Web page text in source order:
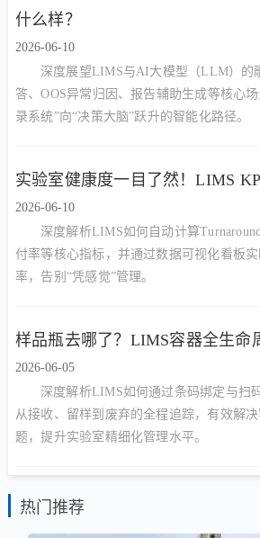
什么样？
2026-06-10
深度展望LIMS与AI大模型（LLM）的
答、OOS异常归因、报告辅助生成等核心
录系统”向“决策大脑”跃升的智能化路径。
实验室健康度一目了然！LIMS
2026-06-10
深度解析LIMS如何自动计算
付率等核心指标，并通过数据可视化看板
率，告别“凭感觉”管理。
样品瓶去哪了？LIMS容器全生命
2026-06-05
深度解析LIMS如何通过条码绑定与扫
从接收、留样到废弃的全程追踪，有效解
题，提升实验室精细化管理水平。
热门推荐